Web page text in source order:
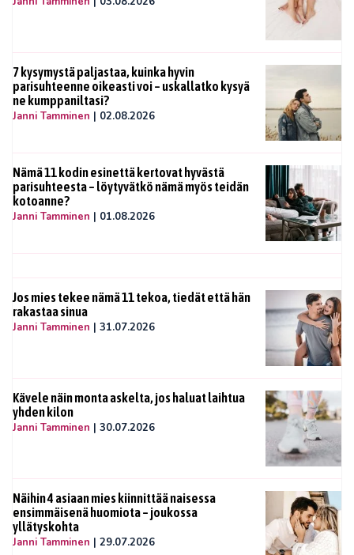
7 kysymystä paljastaa, kuinka hyvin
parisuhteenne oikeasti voi – uskallatko kysyä
ne kumppaniltasi?
Janni Tamminen | 02.08.2026
Nämä 11 kodin esinettä kertovat hyvästä
parisuhteesta – löytyvätkö nämä myös teidän
kotoanne?
Janni Tamminen | 01.08.2026
Jos mies tekee nämä 11 tekoa, tiedät että hän
rakastaa sinua
Janni Tamminen | 31.07.2026
Kävele näin monta askelta, jos haluat laihtua
yhden kilon
Janni Tamminen | 30.07.2026
Näihin 4 asiaan mies kiinnittää naisessa
ensimmäisenä huomiota – joukossa
yllätyskohta
Janni Tamminen | 29.07.2026